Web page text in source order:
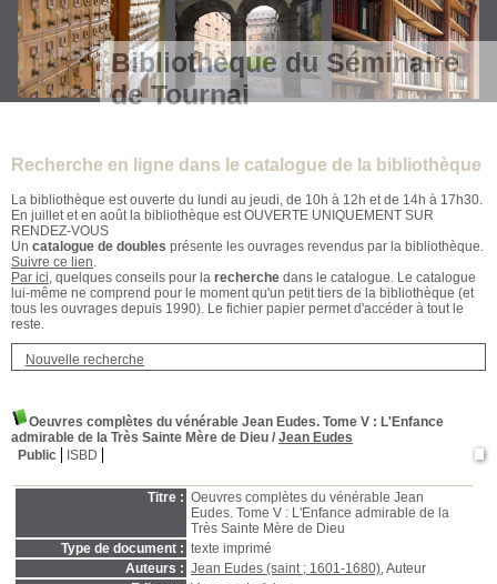
Bibliothèque du Séminaire
de Tournai
Recherche en ligne dans le catalogue de la bibliothèque
La bibliothèque est ouverte du lundi au jeudi, de 10h à 12h et de 14h à 17h30.
En juillet et en août la bibliothèque est OUVERTE UNIQUEMENT SUR
RENDEZ-VOUS
Un catalogue de doubles présente les ouvrages revendus par la bibliothèque.
Suivre ce lien.
Par ici, quelques conseils pour la recherche dans le catalogue. Le catalogue
lui-même ne comprend pour le moment qu'un petit tiers de la bibliothèque (et
tous les ouvrages depuis 1990). Le fichier papier permet d'accéder à tout le
reste.
Nouvelle recherche
Oeuvres complètes du vénérable Jean Eudes. Tome V : L'Enfance
admirable de la Très Sainte Mère de Dieu / Jean Eudes
Public
ISBD
Titre : Oeuvres complètes du vénérable Jean
Eudes. Tome V : L'Enfance admirable de la
Très Sainte Mère de Dieu
Type de document : texte imprimé
Auteurs : Jean Eudes (saint ; 1601-1680), Auteur